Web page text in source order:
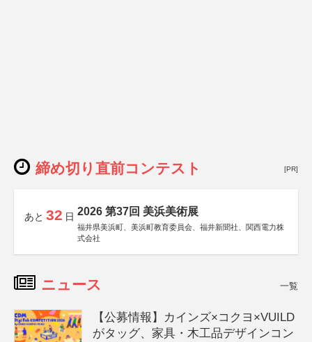
締め切り直前コンテスト [PR]
あと 32 日 2026 第37回 美浜美術展
福井県美浜町、美浜町教育委員会、福井新聞社、関西電力株
式会社
ニュース 一覧
【公募情報】カインズ×コクヨ×VUILD
がタッグ、家具・木工品デザインコン